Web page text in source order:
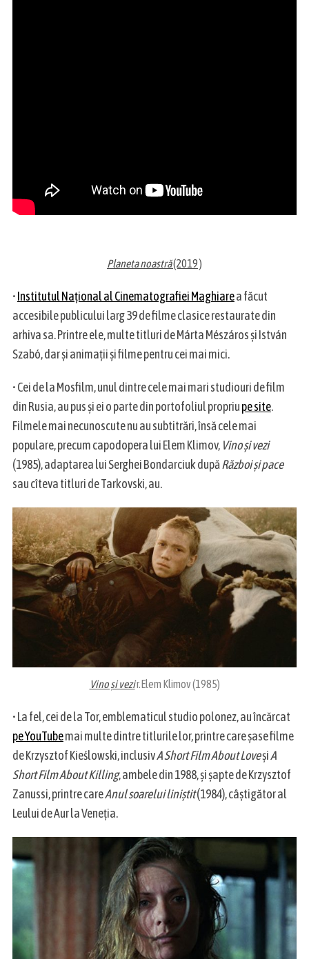
Planeta noastră(2019 )
•Institutul Național al Cinematografiei Maghiarea făcut
accesibile publicului larg 39 de filme clasice restaurate din
arhiva sa. Printre ele, multe titluri de Márta Mészáros și István
Szabó, dar și animații și filme pentru cei mai mici.
• Cei de la Mosfilm, unul dintre cele mai mari studiouri de film
din Rusia, au pus și ei o parte din portofoliul propriupe site.
Filmele mai necunoscute nu au subtitrări, însă cele mai
populare, precum capodopera lui Elem Klimov, Vino și vezi
(1985), adaptarea lui Serghei Bondarciuk dupăRăzboi și pace
sau cîteva titluri de Tarkovski, au.
Vino și vezir.Elem Klimov (1985)
• La fel, cei de la Tor, emblematicul studio polonez, au încărcat
pe YouTubemai multe dintre titlurile lor, printre care șase filme
de Krzysztof Kieślowski, inclusivA Short Film About LoveșiA
Short Film About Killing, ambele din 1988, și șapte de Krzysztof
Zanussi, printre careAnul soarelui liniștit(1984), câștigător al
Leului de Aur la Veneția.